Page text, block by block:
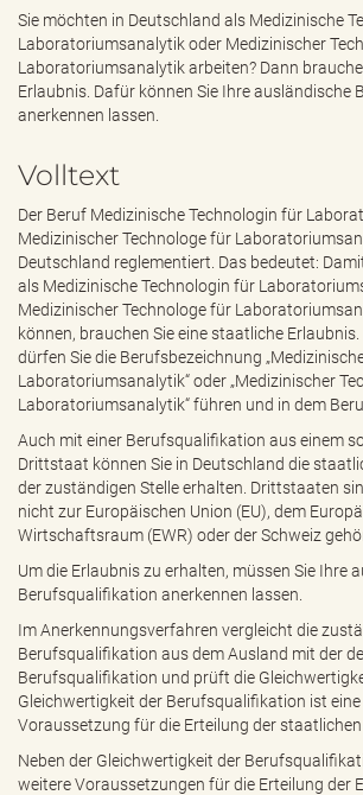
Sie möchten in Deutschland als Medizinische
Laboratoriumsanalytik oder Medizinischer
Laboratoriumsanalytik arbeiten? Dann
Erlaubnis. Dafür können Sie Ihre ausländische
anerkennen lassen.
Volltext
Der Beruf Medizinische Technologin für
Medizinischer Technologe für
Deutschland reglementiert. Das bedeutet:
als Medizinische Technologin für
Medizinischer Technologe für
können, brauchen Sie eine staatliche
dürfen Sie die Berufsbezeichnung
Laboratoriumsanalytik“ oder „Medizinischer
Laboratoriumsanalytik“ führen und in dem
Auch mit einer Berufsqualifikation aus einem
Drittstaat können Sie in Deutschland die
der zuständigen Stelle erhalten. Drittstaaten
nicht zur Europäischen Union (EU), dem
Wirtschaftsraum (EWR) oder der Schweiz
Um die Erlaubnis zu erhalten, müssen Sie Ihre
Berufsqualifikation anerkennen lassen.
Im Anerkennungsverfahren vergleicht die
Berufsqualifikation aus dem Ausland mit der
Berufsqualifikation und prüft die
Gleichwertigkeit der Berufsqualifikation ist
Voraussetzung für die Erteilung der staatlichen
Neben der Gleichwertigkeit der
weitere Voraussetzungen für die Erteilung der